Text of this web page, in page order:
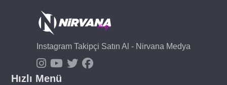
Instagram Takipçi Satın Al - Nirvana Medya
Hızlı Menü